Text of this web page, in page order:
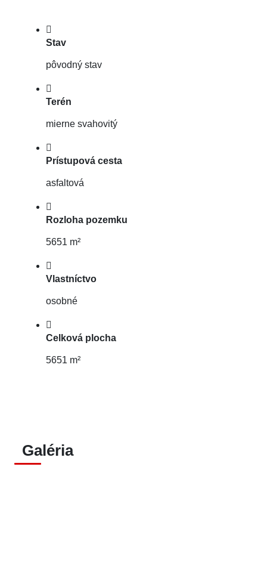
Stav
pôvodný stav
Terén
mierne svahovitý
Prístupová cesta
asfaltová
Rozloha pozemku
5651 m²
Vlastníctvo
osobné
Celková plocha
5651 m²
Galéria